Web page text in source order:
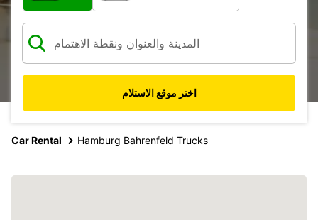
اختر موقع الاستلام
Car Rental Hamburg Bahrenfeld Trucks